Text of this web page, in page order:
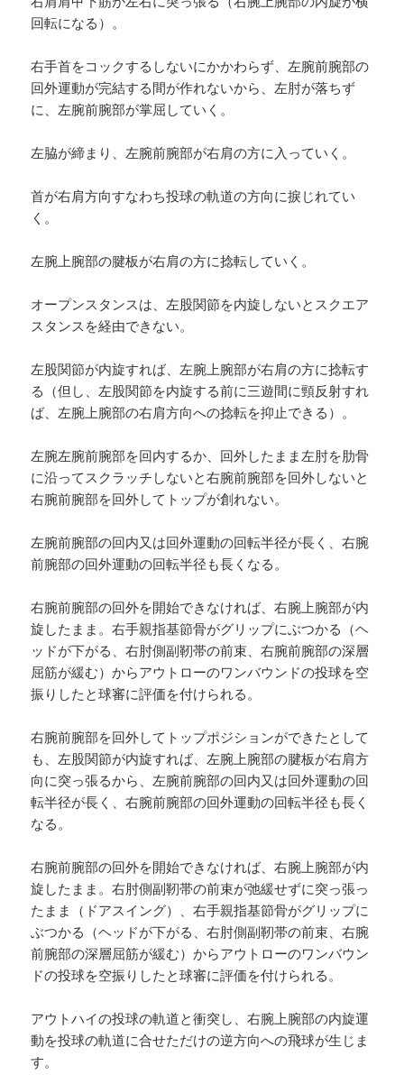
回転になる）。
右手首をコックするしないにかかわらず、左腕前腕部の
回外運動が完結する間が作れないから、左肘が落ちず
に、左腕前腕部が掌屈していく。
左脇が締まり、左腕前腕部が右肩の方に入っていく。
首が右肩方向すなわち投球の軌道の方向に捩じれてい
く。
左腕上腕部の腱板が右肩の方に捻転していく。
オープンスタンスは、左股関節を内旋しないとスクエア
スタンスを経由できない。
左股関節が内旋すれば、左腕上腕部が右肩の方に捻転す
る（但し、左股関節を内旋する前に三遊間に頸反射すれ
ば、左腕上腕部の右肩方向への捻転を抑止できる）。
左腕左腕前腕部を回内するか、回外したまま左肘を肋骨
に沿ってスクラッチしないと右腕前腕部を回外しないと
右腕前腕部を回外してトップが創れない。
左腕前腕部の回内又は回外運動の回転半径が長く、右腕
前腕部の回外運動の回転半径も長くなる。
右腕前腕部の回外を開始できなければ、右腕上腕部が内
旋したまま。右手親指基節骨がグリップにぶつかる（ヘ
ッドが下がる、右肘側副靭帯の前束、右腕前腕部の深層
屈筋が緩む）からアウトローのワンバウンドの投球を空
振りしたと球審に評価を付けられる。
右腕前腕部を回外してトップポジションができたとして
も、左股関節が内旋すれば、左腕上腕部の腱板が右肩方
向に突っ張るから、左腕前腕部の回内又は回外運動の回
転半径が長く、右腕前腕部の回外運動の回転半径も長く
なる。
右腕前腕部の回外を開始できなければ、右腕上腕部が内
旋したまま。右肘側副靭帯の前束が弛緩せずに突っ張っ
たまま（ドアスイング）、右手親指基節骨がグリップに
ぶつかる（ヘッドが下がる、右肘側副靭帯の前束、右腕
前腕部の深層屈筋が緩む）からアウトローのワンバウン
ドの投球を空振りしたと球審に評価を付けられる。
アウトハイの投球の軌道と衝突し、右腕上腕部の内旋運
動を投球の軌道に合せただけの逆方向への飛球が生じま
す。